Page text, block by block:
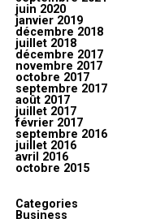
juin 2020
janvier 2019
décembre 2018
juillet 2018
décembre 2017
novembre 2017
octobre 2017
septembre 2017
août 2017
juillet 2017
février 2017
septembre 2016
juillet 2016
avril 2016
octobre 2015
Categories
Business